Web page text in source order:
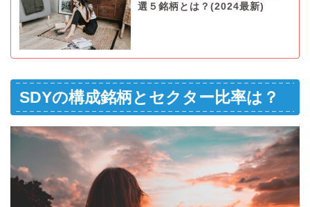
選５銘柄とは？(2024最新)
SDYの構成銘柄とセクター比率は？